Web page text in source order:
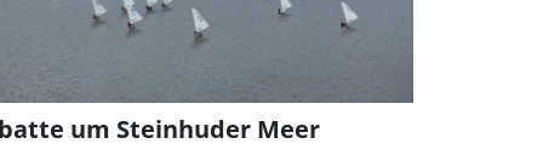
um Steinhuder Meer